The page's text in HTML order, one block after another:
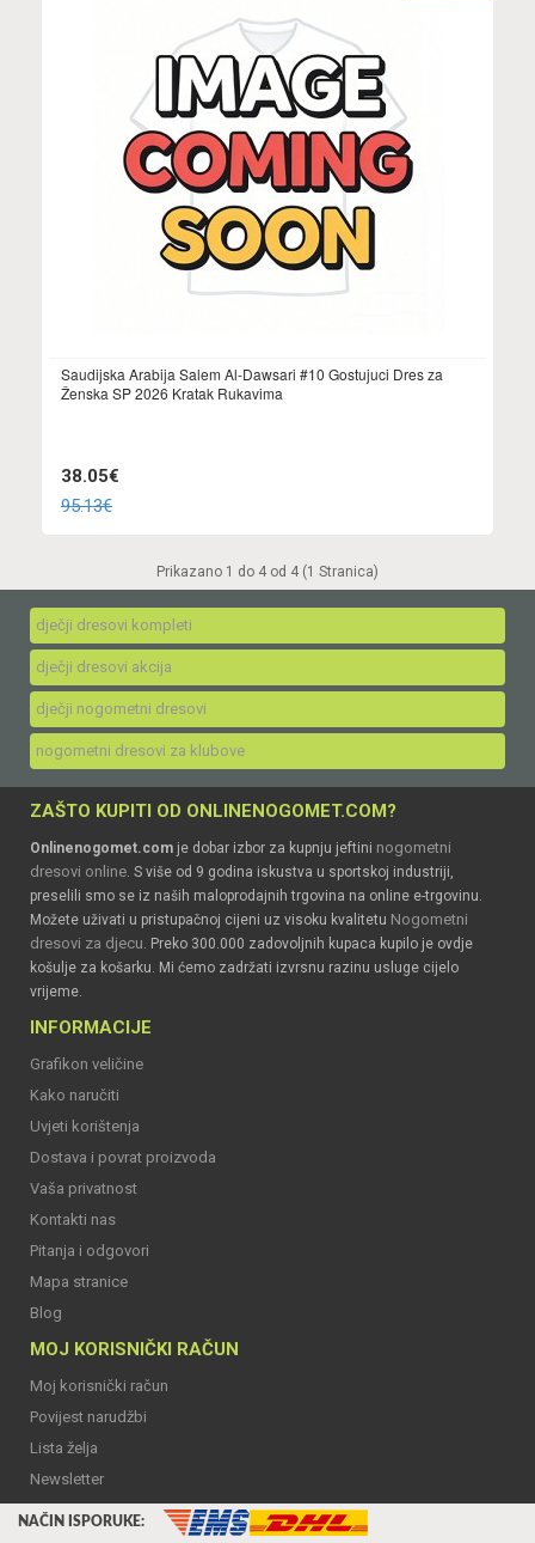
Saudijska Arabija Salem Al-Dawsari #10 Gostujuci Dres za
Ženska SP 2026 Kratak Rukavima
38.05€
95.13€
Prikazano 1 do 4 od 4 (1 Stranica)
dječji dresovi kompleti
dječji dresovi akcija
dječji nogometni dresovi
nogometni dresovi za klubove
ZAŠTO KUPITI OD ONLINENOGOMET.COM?
Onlinenogomet.com je dobar izbor za kupnju jeftini nogometni
dresovi online . S više od 9 godina iskustva u sportskoj industriji,
preselili smo se iz naših maloprodajnih trgovina na online e-trgovinu.
Možete uživati u pristupačnoj cijeni uz visoku kvalitetu Nogometni
dresovi za djecu . Preko 300.000 zadovoljnih kupaca kupilo je ovdje
košulje za košarku. Mi ćemo zadržati izvrsnu razinu usluge cijelo
vrijeme.
INFORMACIJE
Grafikon veličine
Kako naručiti
Uvjeti korištenja
Dostava i povrat proizvoda
Vaša privatnost
Kontakti nas
Pitanja i odgovori
Mapa stranice
Blog
MOJ KORISNIČKI RAČUN
Moj korisnički račun
Povijest narudžbi
Lista želja
Newsletter
NAČIN ISPORUKE: